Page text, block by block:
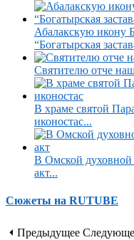
Абалакскую икону
“Богатырская
Святителю отче
В храме святой
иконостас...
В Омской духовной
акт...
Сюжеты на RUTUBE
⏴ Предыдущее